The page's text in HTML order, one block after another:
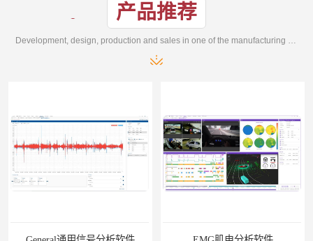
产品推荐
Development, design, production and sales in one of the manufacturing enterprises